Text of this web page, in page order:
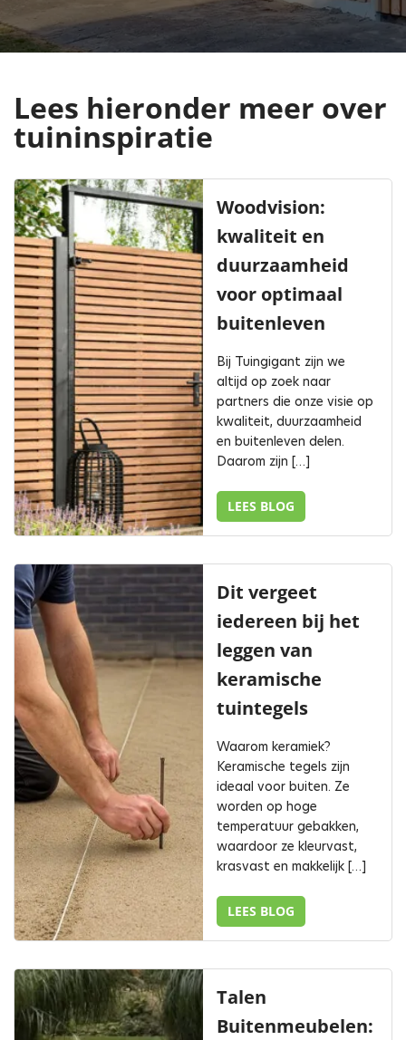
Lees hieronder meer over
tuininspiratie
Woodvision:
kwaliteit en
duurzaamheid
voor optimaal
buitenleven
Bij Tuingigant zijn we
altijd op zoek naar
partners die onze visie op
kwaliteit, duurzaamheid
en buitenleven delen.
Daarom zijn […]
LEES BLOG
Dit vergeet
iedereen bij het
leggen van
keramische
tuintegels
Waarom keramiek?
Keramische tegels zijn
ideaal voor buiten. Ze
worden op hoge
temperatuur gebakken,
waardoor ze kleurvast,
krasvast en makkelijk […]
LEES BLOG
Talen
Buitenmeubelen: